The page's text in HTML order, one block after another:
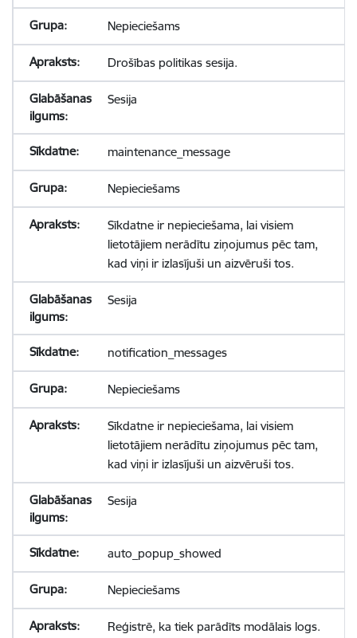
Nepieciešams
Drošības politikas sesija.
Sesija
maintenance_message
Nepieciešams
Sīkdatne ir nepieciešama, lai visiem
lietotājiem nerādītu ziņojumus pēc tam,
kad viņi ir izlasījuši un aizvēruši tos.
Sesija
notification_messages
Nepieciešams
Sīkdatne ir nepieciešama, lai visiem
lietotājiem nerādītu ziņojumus pēc tam,
kad viņi ir izlasījuši un aizvēruši tos.
Sesija
auto_popup_showed
Nepieciešams
Reģistrē, ka tiek parādīts modālais logs.